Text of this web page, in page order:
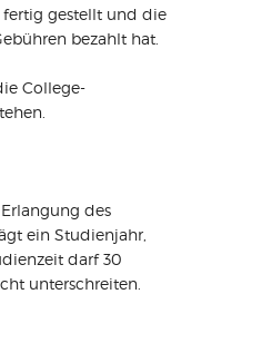
fertig gestellt und die
bezahlt hat.
College-
des
ein Studienjahr,
darf 30
unterschreiten.